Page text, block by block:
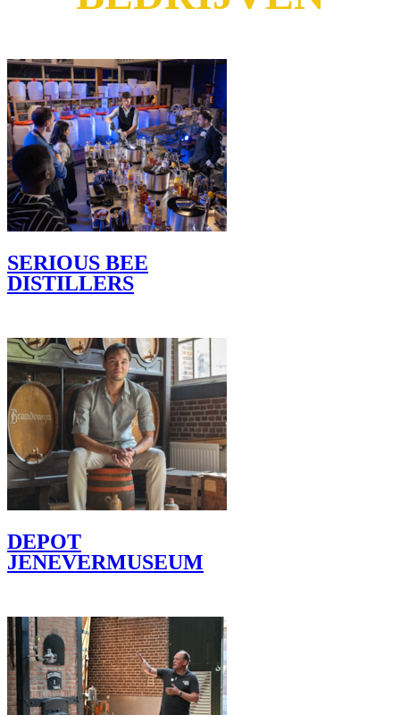
SERIOUS BEE
DISTILLERS
DEPOT
JENEVERMUSEUM